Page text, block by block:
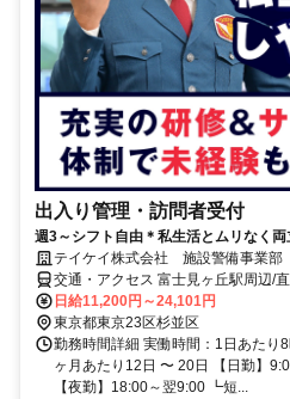
出入り管理・訪問者受付
週3～シフト自由＊私生活とムリなく
テイケイ株式会社 施設警備事業部
交通・アクセス 富士見ヶ丘駅周辺/直
日給11,200円～24,101円
東京都東京23区杉並区
勤務時間詳細 実働時間：1日あたり
ヶ月あたり12日 〜 20日 【日勤】
【夜勤】18:00～翌9:00 ┗短...